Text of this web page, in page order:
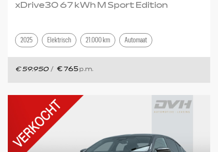
xDrive30 67 kWh M Sport Edition
2025 Elektrisch 21.000 km Automaat
€ 59.950 / € 765p.m.